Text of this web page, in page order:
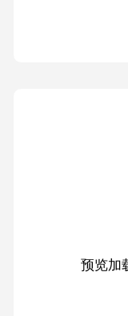
预览加